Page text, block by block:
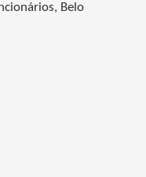
Belo